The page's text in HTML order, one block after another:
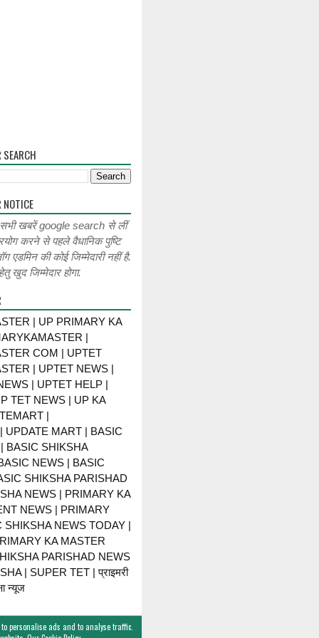
सभी खबरें google search से लीं
करने से पहले वैधानिक पुष्टि
की कोई जिम्मेदारी नहीं है.
खुद जिम्मेदार होगा.
| UP PRIMARY KA
|
COM | UPTET
| UPTET NEWS |
| UPTET HELP |
TET NEWS | UP KA
|
UPDATE MART | BASIC
BASIC SHIKSHA
NEWS | BASIC
SHIKSHA PARISHAD
NEWS | PRIMARY KA
NEWS | PRIMARY
NEWS TODAY |
KA MASTER
PARISHAD NEWS
| SUPER TET | प्राइमरी
न्यूज
personalise ads and to analyse traffic.